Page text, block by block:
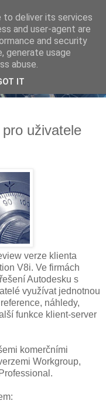
uživatele
verze klienta
V8i. Ve firmách
Autodesku s
využívat jednotnou
náhledy,
funkce klient-server
komerčními
Workgroup,
to deliver its services
and user-agent are
and security
generate usage
abuse.
IT